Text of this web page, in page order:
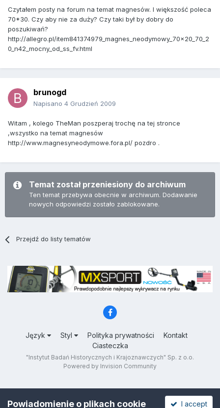
Czytałem posty na forum na temat magnesów. I większość poleca
70*30. Czy aby nie za duży? Czy taki był by dobry do
poszukiwań?
http://allegro.pl/item841374979_magnes_neodymowy_70x20_70_2
0_n42_mocny_od_ss_fv.html
brunogd
Napisano 4 Grudzień 2009
Witam , kolego TheMan poszperaj trochę na tej stronce
,wszystko na temat magnesów
http://www.magnesyneodymowe.fora.pl/ pozdro .
Temat został przeniesiony do archiwum
Ten temat przebywa obecnie w archiwum. Dodawanie
nowych odpowiedzi zostało zablokowane.
Przejdź do listy tematów
Język Styl Polityka prywatności
Kontakt
Ciasteczka
"Instytut Badań Historycznych i Krajoznawczych" Sp. z o.o.
Powered by Invision Community
Powiadomienie o plikach cookie I accept